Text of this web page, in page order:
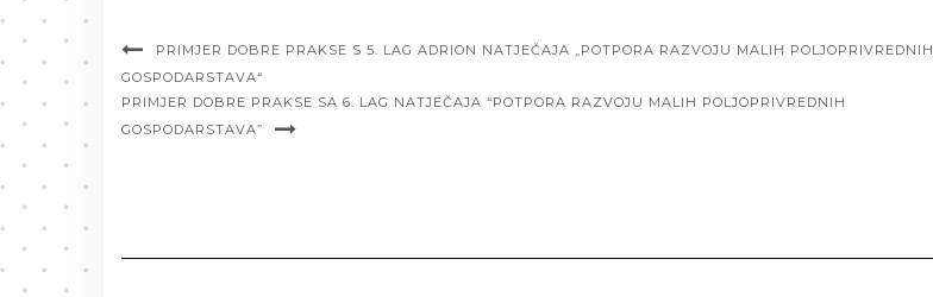
PRIMJER DOBRE PRAKSE S 5. LAG ADRION NATJEČAJA „POTPORA RAZVOJU MALIH POLJOPRIVREDNIH
GOSPODARSTAVA“
PRIMJER DOBRE PRAKSE SA 6. LAG NATJEČAJA “POTPORA RAZVOJU MALIH POLJOPRIVREDNIH
GOSPODARSTAVA”